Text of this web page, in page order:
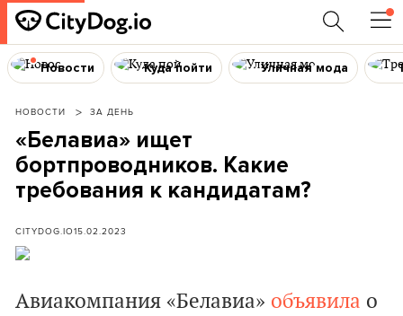
Новости Куда пойти Уличная мода
НОВОСТИ ЗА ДЕНЬ
«Белавиа» ищет
бортпроводников. Какие
требования к кандидатам?
CITYDOG.IO15.02.2023
Авиакомпания «Белавиа» объявила о